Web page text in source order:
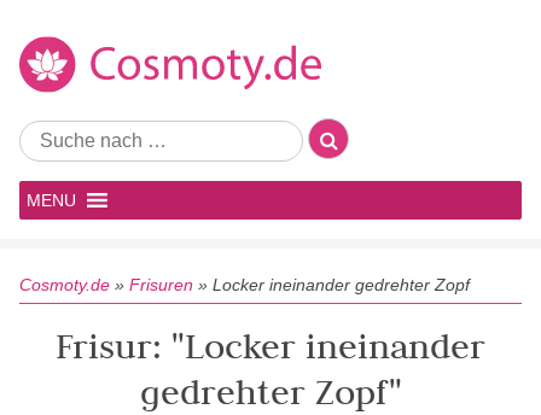
MENU
Cosmoty.de » Frisuren » Locker ineinander gedrehter Zopf
Frisur: "Locker ineinander
gedrehter Zopf"